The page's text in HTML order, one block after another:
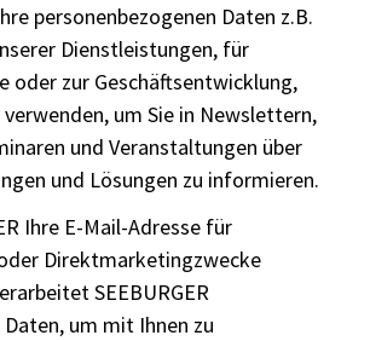
personenbezogenen Daten z.B.
Dienstleistungen, für
oder zur Geschäftsentwicklung,
um Sie in Newslettern,
und Veranstaltungen über
und Lösungen zu informieren.
Ihre E-Mail-Adresse für
Direktmarketingzwecke
SEEBURGER
um mit Ihnen zu